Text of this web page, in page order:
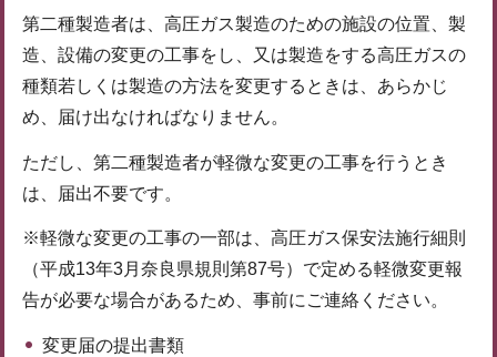
第二種製造者は、高圧ガス製造のための施設の位置、製
造、設備の変更の工事をし、又は製造をする高圧ガスの
種類若しくは製造の方法を変更するときは、あらかじ
め、届け出なければなりません。
ただし、第二種製造者が軽微な変更の工事を行うとき
は、届出不要です。
※軽微な変更の工事の一部は、高圧ガス保安法施行細則
（平成13年3月奈良県規則第87号）で定める軽微変更報
告が必要な場合があるため、事前にご連絡ください。
変更届の提出書類